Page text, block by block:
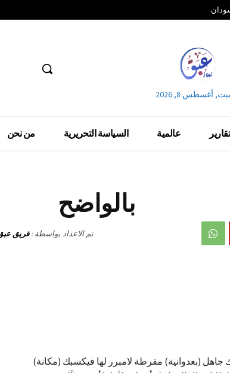
أغسطس 8, 2026
تقارير عالمية السياسة التحريرية من نحن
بالواضح
تم الاعداد بواسطة : فريق
جاهل (بعدوانية) مفرطة لامبرر لها فيكسبك (مكانة)